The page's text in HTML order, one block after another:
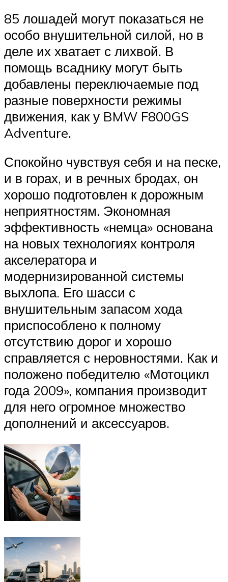
85 лошадей могут показаться не
особо внушительной силой, но в
деле их хватает с лихвой. В
помощь всаднику могут быть
добавлены переключаемые под
разные поверхности режимы
движения, как у BMW F800GS
Adventure.
Спокойно чувствуя себя и на песке,
и в горах, и в речных бродах, он
хорошо подготовлен к дорожным
неприятностям. Экономная
эффективность «немца» основана
на новых технологиях контроля
акселератора и
модернизированной системы
выхлопа. Его шасси с
внушительным запасом хода
приспособлено к полному
отсутствию дорог и хорошо
справляется с неровностями. Как и
положено победителю «Мотоцикл
года 2009», компания производит
для него огромное множество
дополнений и аксессуаров.